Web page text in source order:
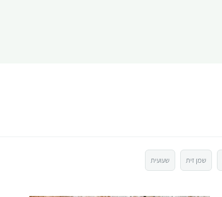
שמן זית שעועית